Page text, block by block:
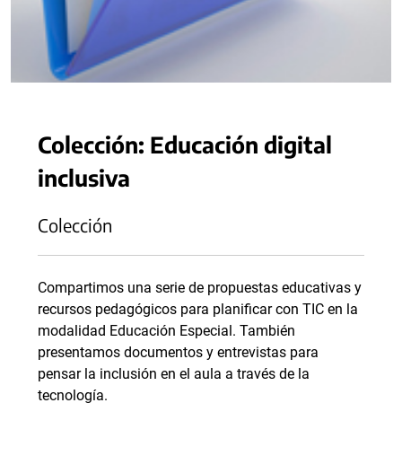
Colección: Educación digital
inclusiva
Colección
Compartimos una serie de propuestas educativas y
recursos pedagógicos para planificar con TIC en la
modalidad Educación Especial. También
presentamos documentos y entrevistas para
pensar la inclusión en el aula a través de la
tecnología.